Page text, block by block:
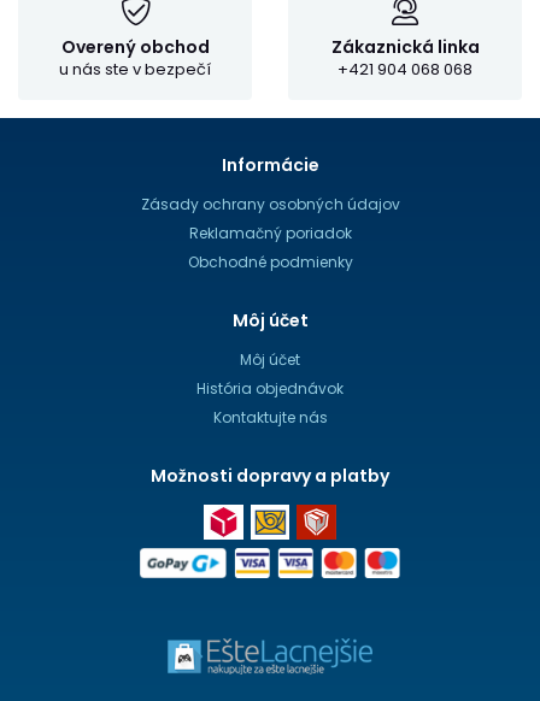
Overený obchod
u nás ste v bezpečí
Zákaznická linka
+421 904 068 068
Informácie
Zásady ochrany osobných údajov
Reklamačný poriadok
Obchodné podmienky
Môj účet
Môj účet
História objednávok
Kontaktujte nás
Možnosti dopravy a platby